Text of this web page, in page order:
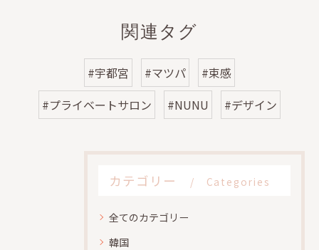
関連タグ
#宇都宮 #マツパ
#束感
#プライベートサロン
#NUNU #デザイン
カテゴリー Categories
全てのカテゴリー
韓国